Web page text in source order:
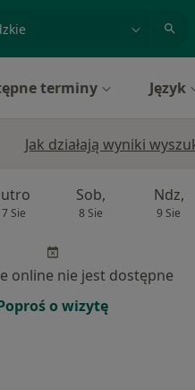
dzielnica
terminy Język
Jak działają wyniki
7 Sie
Sob,
8 Sie
Ndz,
9 Sie
online nie jest dostępne
o wizytę